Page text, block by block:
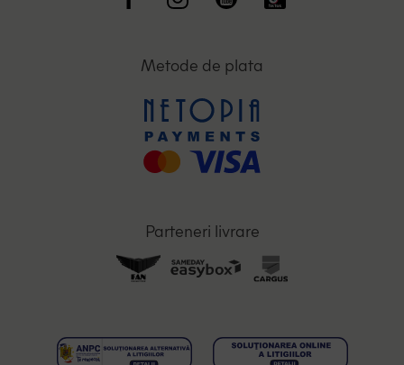
Metode de plata
Parteneri livrare